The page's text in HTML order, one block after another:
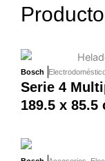
Bosch
Serie 4
189.5 x